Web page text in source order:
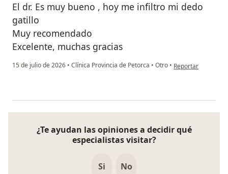
El dr. Es muy bueno , hoy me infiltro mi dedo
gatillo
Muy recomendado
Excelente, muchas gracias
15 de julio de 2026 • Clínica Provincia de Petorca • Otro • en opinión del
Reportar
¿Te ayudan las opiniones a decidir qué
especialistas visitar?
Si No